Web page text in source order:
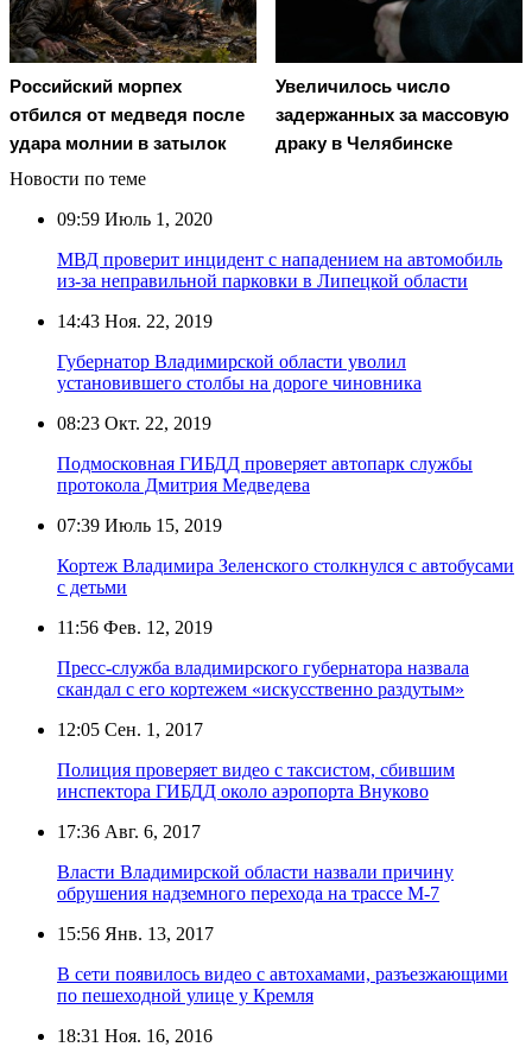
Российский морпех
отбился от медведя после
удара молнии в затылок
Увеличилось число
задержанных за массовую
драку в Челябинске
Новости по теме
09:59 Июль 1, 2020
МВД проверит инцидент с нападением на автомобиль
из-за неправильной парковки в Липецкой области
14:43 Ноя. 22, 2019
Губернатор Владимирской области уволил
установившего столбы на дороге чиновника
08:23 Окт. 22, 2019
Подмосковная ГИБДД проверяет автопарк службы
протокола Дмитрия Медведева
07:39 Июль 15, 2019
Кортеж Владимира Зеленского столкнулся с автобусами
с детьми
11:56 Фев. 12, 2019
Пресс-служба владимирского губернатора назвала
скандал с его кортежем «искусственно раздутым»
12:05 Сен. 1, 2017
Полиция проверяет видео с таксистом, сбившим
инспектора ГИБДД около аэропорта Внуково
17:36 Авг. 6, 2017
Власти Владимирской области назвали причину
обрушения надземного перехода на трассе М-7
15:56 Янв. 13, 2017
В сети появилось видео с автохамами, разъезжающими
по пешеходной улице у Кремля
18:31 Ноя. 16, 2016